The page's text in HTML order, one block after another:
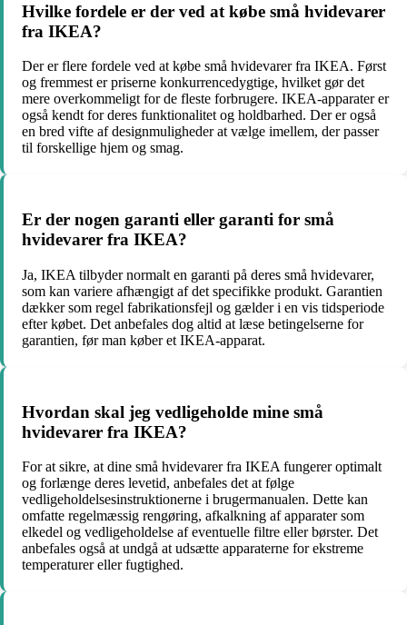
Hvilke fordele er der ved at købe små hvidevarer
fra IKEA?
Der er flere fordele ved at købe små hvidevarer fra IKEA. Først
og fremmest er priserne konkurrencedygtige, hvilket gør det
mere overkommeligt for de fleste forbrugere. IKEA-apparater er
også kendt for deres funktionalitet og holdbarhed. Der er også
en bred vifte af designmuligheder at vælge imellem, der passer
til forskellige hjem og smag.
Er der nogen garanti eller garanti for små
hvidevarer fra IKEA?
Ja, IKEA tilbyder normalt en garanti på deres små hvidevarer,
som kan variere afhængigt af det specifikke produkt. Garantien
dækker som regel fabrikationsfejl og gælder i en vis tidsperiode
efter købet. Det anbefales dog altid at læse betingelserne for
garantien, før man køber et IKEA-apparat.
Hvordan skal jeg vedligeholde mine små
hvidevarer fra IKEA?
For at sikre, at dine små hvidevarer fra IKEA fungerer optimalt
og forlænge deres levetid, anbefales det at følge
vedligeholdelsesinstruktionerne i brugermanualen. Dette kan
omfatte regelmæssig rengøring, afkalkning af apparater som
elkedel og vedligeholdelse af eventuelle filtre eller børster. Det
anbefales også at undgå at udsætte apparaterne for ekstreme
temperaturer eller fugtighed.